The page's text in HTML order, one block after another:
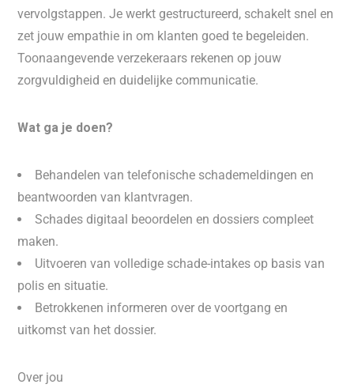
vervolgstappen. Je werkt gestructureerd, schakelt snel en
zet jouw empathie in om klanten goed te begeleiden.
Toonaangevende verzekeraars rekenen op jouw
zorgvuldigheid en duidelijke communicatie.
Wat ga je doen?
Behandelen van telefonische schademeldingen en
beantwoorden van klantvragen.
Schades digitaal beoordelen en dossiers compleet
maken.
Uitvoeren van volledige schade-intakes op basis van
polis en situatie.
Betrokkenen informeren over de voortgang en
uitkomst van het dossier.
Over jou